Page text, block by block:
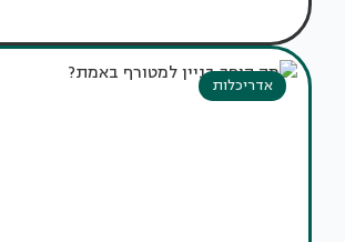
אדריכלות